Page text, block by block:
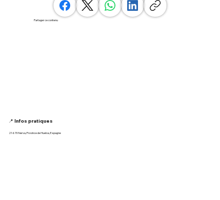
📍 Infos pratiques
21670 Nerva, Province de Huelva, Espagne
Partager ce contenu